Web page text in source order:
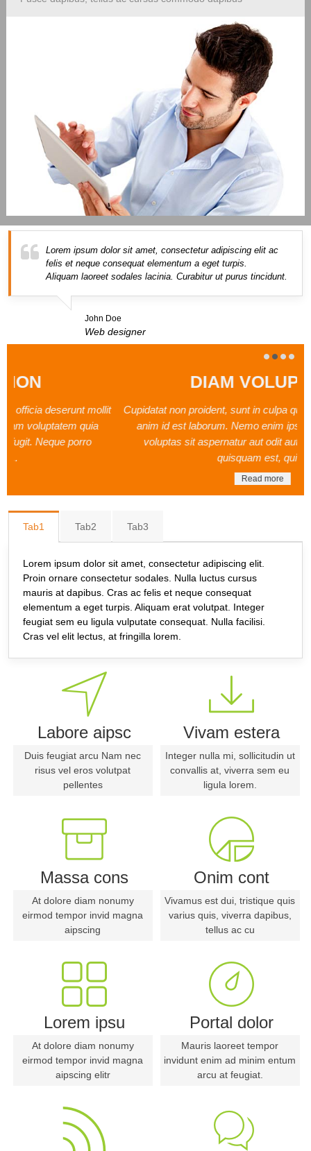
Lorem ipsum dolor sit amet, consectetur adipiscing elit ac
felis et neque consequat elementum a eget turpis.
Aliquam laoreet sodales lacinia. Curabitur ut purus tincidunt.
John Doe
Web designer
DIAM VOLUPTUA
Cupidatat non proident, sunt in culpa qui officia deserunt mollit
anim id est laborum. Nemo enim ipsam voluptatem quia
voluptas sit aspernatur aut odit aut fugit. Neque porro
Tab1 Tab2 Tab3
Lorem ipsum dolor sit amet, consectetur adipiscing elit.
Proin ornare consectetur sodales. Nulla luctus cursus
mauris at dapibus. Cras ac felis et neque consequat
elementum a eget turpis. Aliquam erat volutpat. Integer
feugiat sem eu ligula vulputate consequat. Nulla facilisi.
Cras vel elit lectus, at fringilla lorem.
Labore aipsc
Duis feugiat arcu Nam nec
risus vel eros volutpat
pellentes
Vivam estera
Integer nulla mi, sollicitudin ut
convallis at, viverra sem eu
ligula lorem.
Massa cons
At dolore diam nonumy
eirmod tempor invid magna
aipscing
Onim cont
Vivamus est dui, tristique quis
varius quis, viverra dapibus,
tellus ac cu
Lorem ipsu
At dolore diam nonumy
eirmod tempor invid magna
aipscing elitr
Portal dolor
Mauris laoreet tempor
invidunt enim ad minim entum
arcu at feugiat.